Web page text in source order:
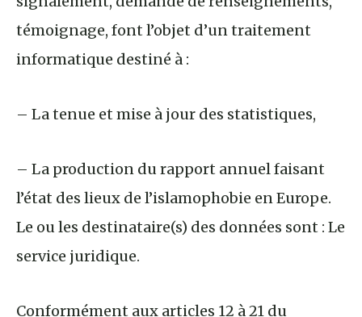
témoignage, font l’objet d’un traitement
informatique destiné à :
– La tenue et mise à jour des statistiques,
– La production du rapport annuel faisant
l’état des lieux de l’islamophobie en Europe.
Le ou les destinataire(s) des données sont : Le
service juridique.
Conformément aux articles 12 à 21 du